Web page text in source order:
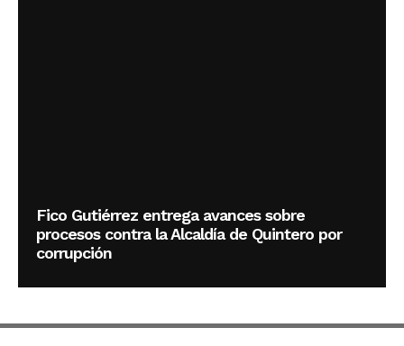
Fico Gutiérrez entrega avances sobre
procesos contra la Alcaldía de Quintero por
corrupción